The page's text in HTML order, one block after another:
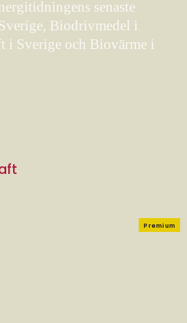
senaste
Biodrivmedel i
i Sverige och Biovärme i
Premium